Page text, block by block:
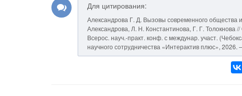
Для цитирования:
Александрова Г. Д. Вызовы современного общества
Александрова, Л. Н. Константинова, Г. Г. Толокнова
Всерос. науч.-практ. конф. с междунар. участ.
научного сотрудничества «Интерактив плюс»,